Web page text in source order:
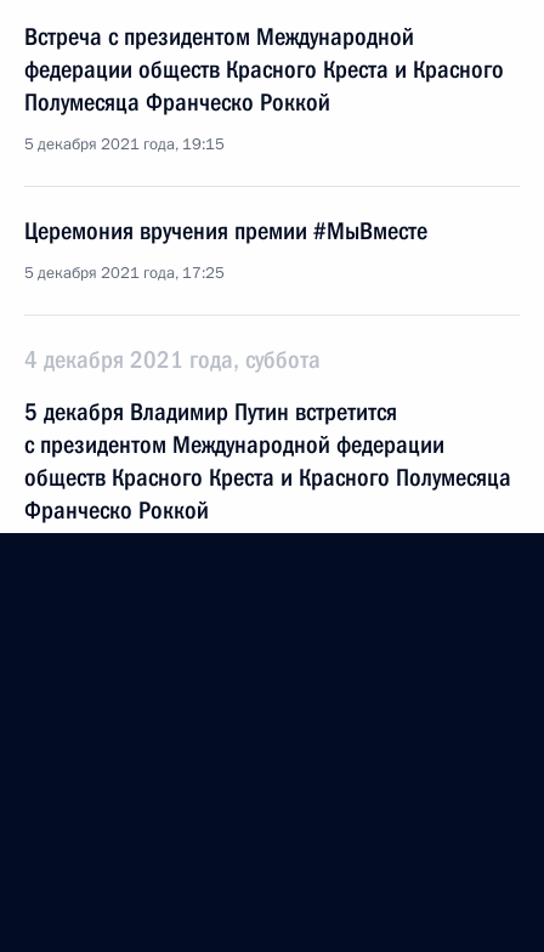
Встреча с президентом Международной
федерации обществ Красного Креста и Красного
Полумесяца Франческо Роккой
5 декабря 2021 года, 19:15
Церемония вручения премии #МыВместе
5 декабря 2021 года, 17:25
4 декабря 2021 года, суббота
5 декабря Владимир Путин встретится
с президентом Международной федерации
обществ Красного Креста и Красного Полумесяца
Франческо Роккой